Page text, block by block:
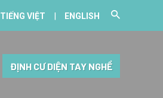
TIẾNG VIỆT | ENGLISH
ĐỊNH CƯ DIỆN TAY NGHỀ